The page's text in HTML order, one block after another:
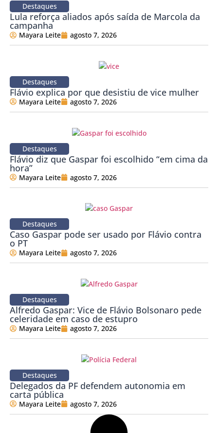
Destaques
Lula reforça aliados após saída de Marcola da
campanha
Mayara Leite agosto 7, 2026
Destaques
Flávio explica por que desistiu de vice mulher
Mayara Leite agosto 7, 2026
Destaques
Flávio diz que Gaspar foi escolhido “em cima da
hora”
Mayara Leite agosto 7, 2026
Destaques
Caso Gaspar pode ser usado por Flávio contra
o PT
Mayara Leite agosto 7, 2026
Destaques
Alfredo Gaspar: Vice de Flávio Bolsonaro pede
celeridade em caso de estupro
Mayara Leite agosto 7, 2026
Destaques
Delegados da PF defendem autonomia em
carta pública
Mayara Leite agosto 7, 2026